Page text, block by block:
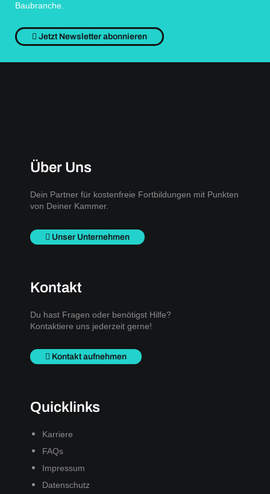
Baubranche.
Jetzt Newsletter abonnieren
Über Uns
Dein Partner für kostenfreie Fortbildungen mit Punkten
von Deiner Kammer.
Unser Unternehmen
Kontakt
Du hast Fragen oder benötigst Hilfe?
Kontaktiere uns jederzeit gerne!
Kontakt aufnehmen
Quicklinks
Karriere
FAQs
Impressum
Datenschutz